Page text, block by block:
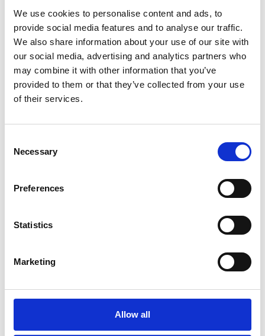
We use cookies to personalise content and ads, to
provide social media features and to analyse our traffic.
We also share information about your use of our site with
our social media, advertising and analytics partners who
may combine it with other information that you’ve
provided to them or that they’ve collected from your use
of their services.
Selection
Necessary
Preferences
Statistics
Marketing
Allow all
Apprendre davantage
Services de finition de documents
Donnez fière allure à vos documents grâce à nos services de
Assemblage
Mise en bloc